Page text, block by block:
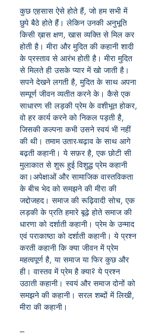
कुछ एहसास ऐसे होते हैं, जो हम सभी में
छुपे बैठे होते हैं। लेकिन उनकी अनुभूति
किसी ख़ास क्षण, खास व्यक्ति से मिल कर
होती है। मीरा और मुदित की कहानी शादी
के प्रस्ताव से आरंभ होती है। मीरा मुदित
से मिलते ही उसके प्यार में खो जाती है।
सपने देखने लगती है, मुदित के साथ अपना
सम्पूर्ण जीवन व्यतीत करने के। कैसे एक
साधारण सी लड़की प्रेम के वशीभूत होकर,
वो हर कार्य करने को निकल पड़ती है,
जिसकी कल्पना कभी उसने स्वयं भी नहीं
की थी। तमाम उतार-चढ़ाव के साथ आगे
बढ़ती कहानी। ये सफ़र है, एक छोटी सी
मुलाकात से शुरू हुई विशुद्ध प्रेम कहानी
का।अपेक्षाओं और सामाजिक वास्तविकता
के बीच भेद को समझने की मीरा की
जद्दोजहद। समाज की रूढ़िवादी सोच, एक
लड़की के प्रति हमारे बूढ़े होते समाज की
धारणा को दर्शाती कहानी। प्रेम के उन्माद
एवं पराकाष्ठा को दर्शाती कहानी। ये प्रश्न
करती कहानी कि क्या जीवन में प्रेम
महत्वपूर्ण है, या समाज या फिर कुछ और
ही। वास्तव में प्रेम है क्या? ये प्रश्न
उठाती कहानी। स्वयं और समाज दोनों को
समझने की कहानी। सरल शब्दों में लिखी,
मीरा की कहानी।
---